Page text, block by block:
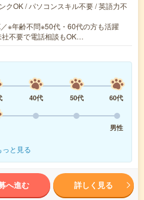
クOK / パソコンスキル不要 / 英語力不
※年齢不問※50代・60代の方も活躍
不要で電話相談もOK…
40代 50代
60代
男性
っと見る
へ進む 詳しく見る